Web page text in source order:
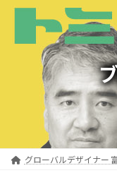
グローバルデザイナー